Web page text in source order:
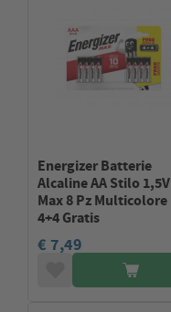
Energizer Batterie
Alcaline AA Stilo 1,5V
Max 8 Pz Multicolore
4+4 Gratis
€ 7,49